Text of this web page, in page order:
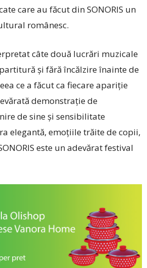
care au făcut din SONORIS un
românesc.
câte două lucrări muzicale
și fără încălzire înainte de
ce a făcut ca fiecare apariție
demonstrație de
de sine și sensibilitate
elegantă, emoțiile trăite de copii,
este un adevărat festival